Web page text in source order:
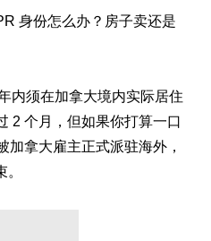
身份怎么办？房子卖还是
内须在加拿大境内实际居住
2 个月，但如果你打算一口
拿大雇主正式派驻海外，